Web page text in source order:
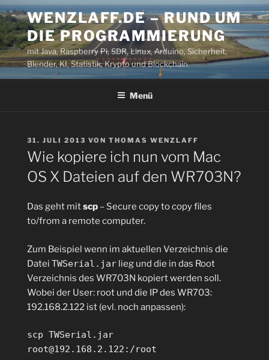
Zum
Inhalt
springen
WENZLAFF.DE – RUND UM
DIE PROGRAMMIERUNG
mit Java, Raspberry Pi, SDR, Linux, Arduino, Sicherheit,
Blender, KI, Statistik, Krypto und Blockchain
Menü
VERÖFFENTLICHT
AM
31. JULI 2013 VON THOMAS WENZLAFF
Wie kopiere ich nun vom Mac
OS X Dateien auf den WR703N?
Das geht mitscp – Secure copy to copy files
to/from a remote computer.
Zum Beispiel wenn im aktuellen Verzeichnis die
Datei TWSerial.jar lieg und die in das Root
Verzeichnis des WR703N kopiert werden soll.
Wobei der User: root und die IP des WR703:
192.168.2.122 ist (evl. noch anpassen):
scp TWSerial.jar
root@192.168.2.122:/root